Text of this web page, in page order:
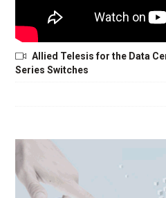
Allied Telesis for the Data
Series Switches